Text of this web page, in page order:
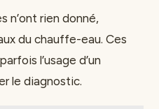
n’ont rien donné,
du chauffe-eau. Ces
l’usage d’un
le diagnostic.